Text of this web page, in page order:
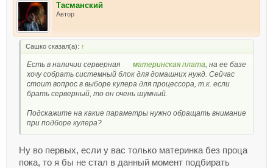
Тасманский
Автор
Сашко сказал(а): ↑
Есть в наличии серверная материнская плата, на ее базе
хочу собрать системный блок для домашних нужд. Сейчас
стоит вопрос в выборе кулера для процессора, т.к. если
брать серверный, то он очень шумный.
Подскажите на какие параметры нужно обращать внимание
при подборе кулера?
Ну во первых, если у вас только материнка без проца
пока, то я бы не стал в данный момент подбирать